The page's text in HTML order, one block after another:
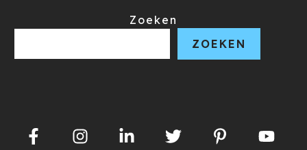
Zoeken
ZOEKEN